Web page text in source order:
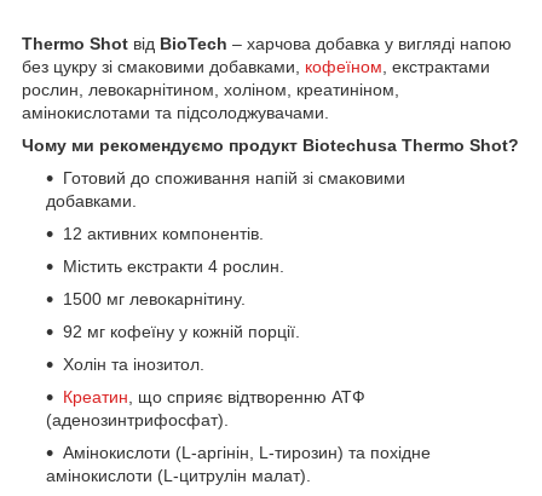
Thermo Shot від BioTech – харчова добавка у вигляді напою
без цукру зі смаковими добавками, кофеїном , екстрактами
рослин, левокарнітином, холіном, креатиніном,
амінокислотами та підсолоджувачами.
Чому ми рекомендуємо продукт Biotechusa Thermo Shot?
Готовий до споживання напій зі смаковими
добавками.
12 активних компонентів.
Містить екстракти 4 рослин.
1500 мг левокарнітину.
92 мг кофеїну у кожній порції.
Холін та інозитол.
Креатин , що сприяє відтворенню АТФ
(аденозинтрифосфат).
Амінокислоти (L-аргінін, L-тирозин) та похідне
амінокислоти (L-цитрулін малат).